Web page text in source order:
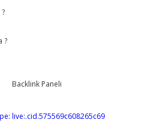
?
live:.cid.575569c608265c69